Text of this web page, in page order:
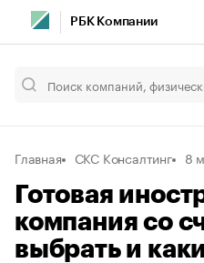
РБК Компании
Главная СКС Консалтинг 8
Готовая
компания со
выбрать и